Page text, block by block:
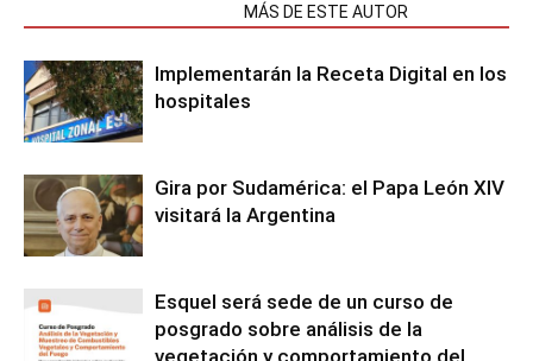
MÁS DE ESTE AUTOR
Implementarán la Receta Digital en los
hospitales
Gira por Sudamérica: el Papa León XIV
visitará la Argentina
Esquel será sede de un curso de
posgrado sobre análisis de la